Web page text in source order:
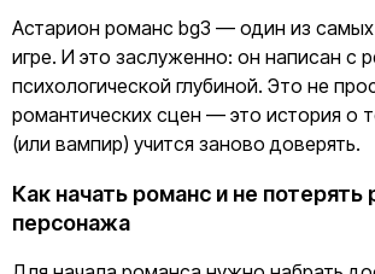
Астарион романс bg3 — один из
игре. И это заслуженно: он написан с
психологической глубиной. Это не
романтических сцен — это история о
(или вампир) учится заново доверять.
Как начать романс и не
персонажа